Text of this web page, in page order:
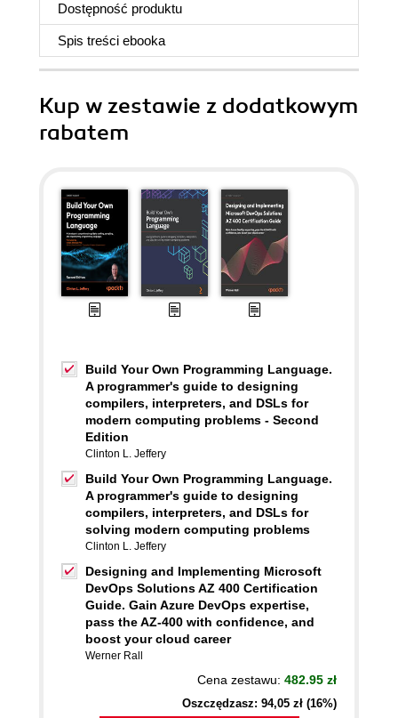
Dostępność produktu
Spis treści ebooka
Kup w zestawie z dodatkowym
rabatem
Build Your Own Programming Language.
A programmer's guide to designing
compilers, interpreters, and DSLs for
modern computing problems - Second
Edition
Clinton L. Jeffery
Build Your Own Programming Language.
A programmer's guide to designing
compilers, interpreters, and DSLs for
solving modern computing problems
Clinton L. Jeffery
Designing and Implementing Microsoft
DevOps Solutions AZ 400 Certification
Guide. Gain Azure DevOps expertise,
pass the AZ-400 with confidence, and
boost your cloud career
Werner Rall
Cena zestawu: 482.95 zł
Oszczędzasz: 94,05 zł (16%)